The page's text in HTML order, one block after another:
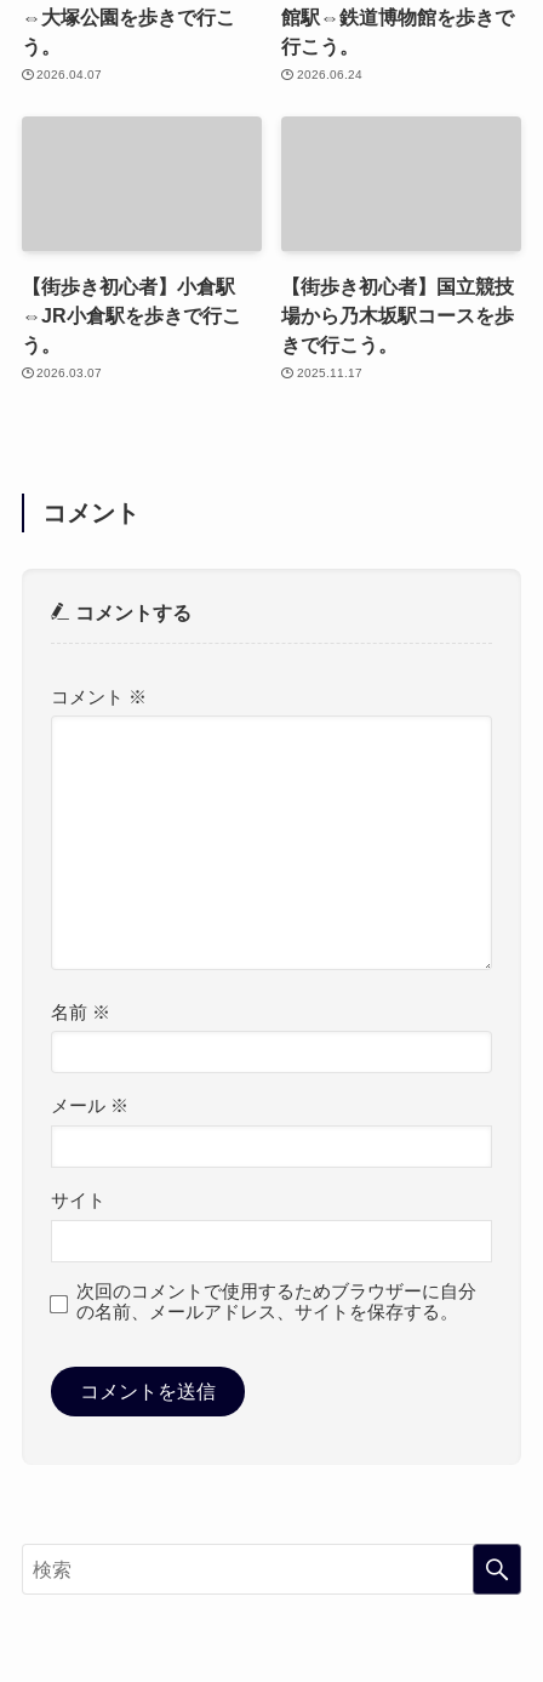
⇔大塚公園を歩きで行こ
う。
2026.04.07
館駅⇔鉄道博物館を歩きで
行こう。
2026.06.24
【街歩き初心者】小倉駅
⇔JR小倉駅を歩きで行こ
う。
2026.03.07
【街歩き初心者】国立競技
場から乃木坂駅コースを歩
きで行こう。
2025.11.17
コメント
コメントする
コメント ※
名前 ※
メール ※
サイト
次回のコメントで使用するためブラウザーに自分
の名前、メールアドレス、サイトを保存する。